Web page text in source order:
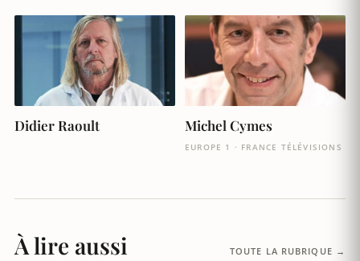
Didier Raoult Michel Cymes
EUROPE 1 · FRANCE TÉLÉVISIONS
À lire aussi TOUTE LA RUBRIQUE →